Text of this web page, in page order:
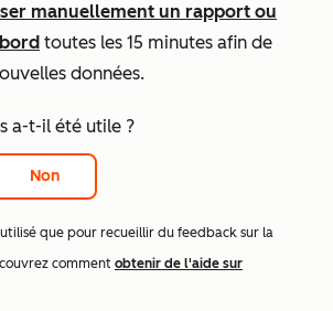
manuellement un rapport ou
toutes les 15 minutes afin de
données.
a-t-il été utile ?
Non
que pour recueillir du feedback sur la
comment obtenir de l'aide sur